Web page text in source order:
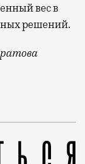
вес в
решений.
часто